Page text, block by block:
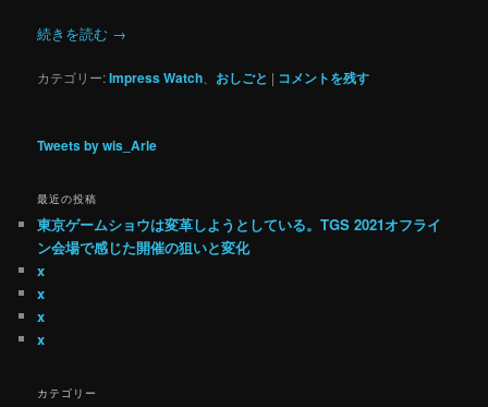
続きを読む →
カテゴリー:Impress Watch、 おしごと | コメントを残す
Tweets by wis_Arle
最近の投稿
東京ゲームショウは変革しようとしている。TGS 2021オフライ
ン会場で感じた開催の狙いと変化
x
x
x
x
カテゴリー